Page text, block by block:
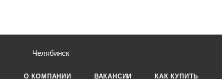
Челябинск
О КОМПАНИИ ВАКАНСИИ КАК КУПИТЬ